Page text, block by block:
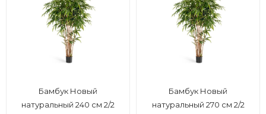
Бамбук Новый
натуральный 240 см 2/2
Бамбук Новый
натуральный 270 см 2/2